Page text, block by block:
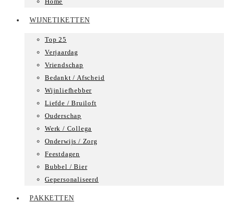
WIJNETIKETTEN
Top 25
Verjaardag
Vriendschap
Bedankt / Afscheid
Wijnliefhebber
Liefde / Bruiloft
Ouderschap
Werk / Collega
Onderwijs / Zorg
Feestdagen
Bubbel / Bier
Gepersonaliseerd
PAKKETTEN